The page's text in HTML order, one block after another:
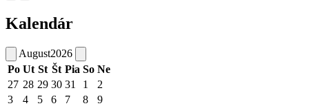
Kalendár
August2026
Po Ut St Št Pia So Ne
27 28 29 30 31 1
2
3
4 5 6 7 8
9